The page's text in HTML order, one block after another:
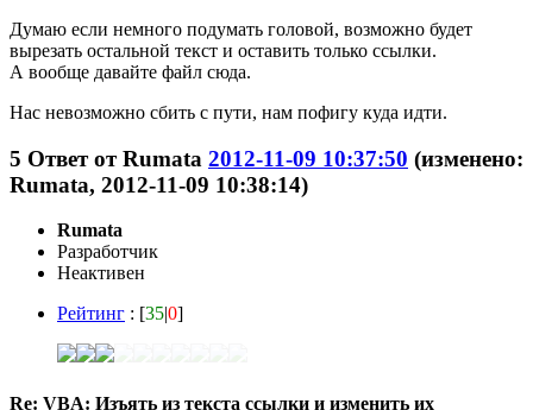
Думаю если немного подумать головой, возможно будет
вырезать остальной текст и оставить только ссылки.
А вообще давайте файл сюда.
Нас невозможно сбить с пути, нам пофигу куда идти.
5 Ответ отRumata 2012-11-09 10:37:50 (изменено:
Rumata, 2012-11-09 10:38:14)
Rumata
Разработчик
Неактивен
Рейтинг : [35|0]
Re: VBA: Изъять из текста ссылки и изменить их